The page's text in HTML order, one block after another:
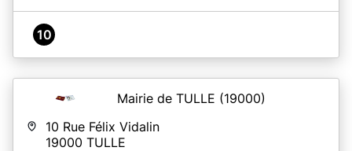
10
Mairie de TULLE (19000)
10 Rue Félix Vidalin
19000 TULLE